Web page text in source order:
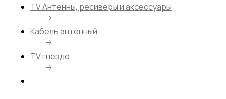
ТV Антенны, ресиверы и аксессуары
🡢
Кабель антенный
🡢
TV гнездо
🡢